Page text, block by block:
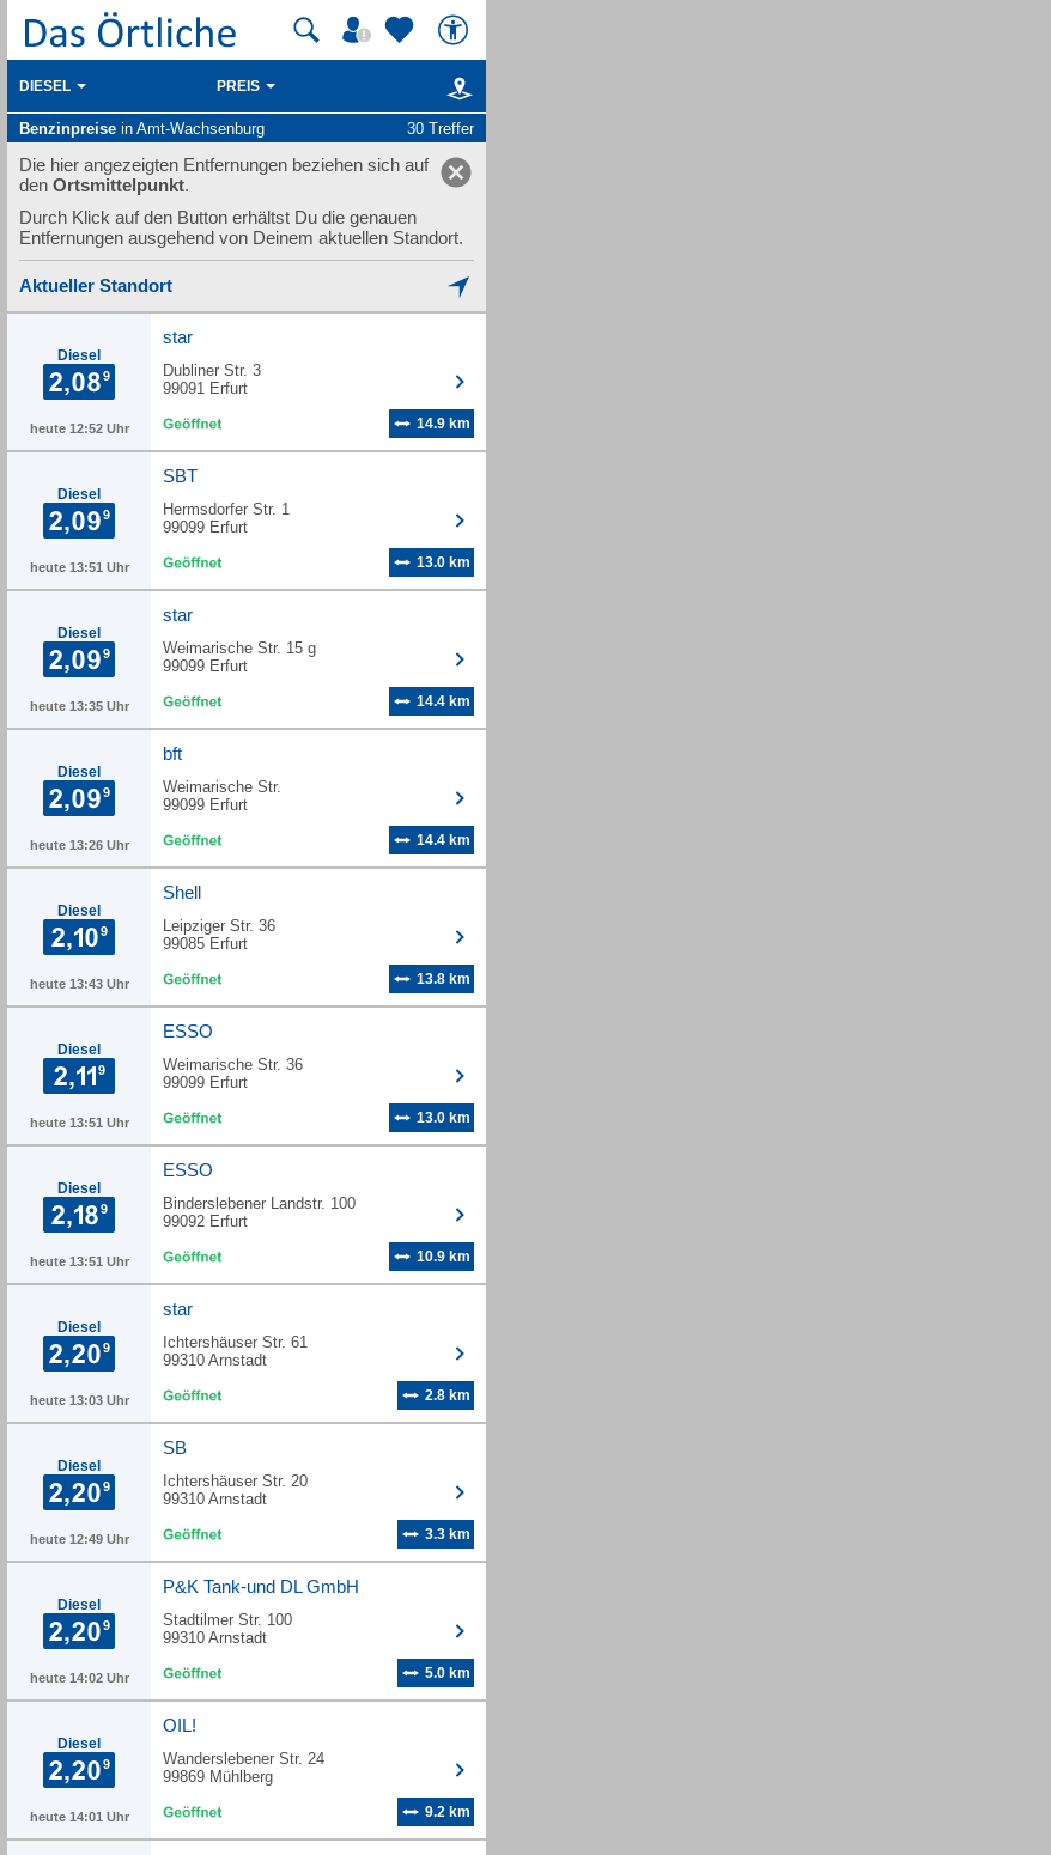
DIESEL PREIS
Benzinpreise in Amt-Wachsenburg 30 Treffer
Die hier angezeigten Entfernungen beziehen sich auf
den Ortsmittelpunkt.
Durch Klick auf den Button erhältst Du die genauen
Entfernungen ausgehend von Deinem aktuellen Standort.
Aktueller Standort
Diesel
heute 12:52 Uhr
star
Dubliner Str. 3
99091 Erfurt
14.9 km
Diesel
heute 13:51 Uhr
SBT
Hermsdorfer Str. 1
99099 Erfurt
13.0 km
Diesel
heute 13:35 Uhr
star
Weimarische Str. 15 g
99099 Erfurt
14.4 km
Diesel
heute 13:26 Uhr
bft
Weimarische Str.
99099 Erfurt
14.4 km
Diesel
heute 13:43 Uhr
Shell
Leipziger Str. 36
99085 Erfurt
13.8 km
Diesel
heute 13:51 Uhr
ESSO
Weimarische Str. 36
99099 Erfurt
13.0 km
Diesel
heute 13:51 Uhr
ESSO
Binderslebener Landstr. 100
99092 Erfurt
10.9 km
Diesel
heute 13:03 Uhr
star
Ichtershäuser Str. 61
99310 Arnstadt
2.8 km
Diesel
heute 12:49 Uhr
SB
Ichtershäuser Str. 20
99310 Arnstadt
3.3 km
Diesel
heute 14:02 Uhr
P&K Tank-und DL GmbH
Stadtilmer Str. 100
99310 Arnstadt
5.0 km
Diesel
heute 14:01 Uhr
OIL!
Wanderslebener Str. 24
99869 Mühlberg
9.2 km